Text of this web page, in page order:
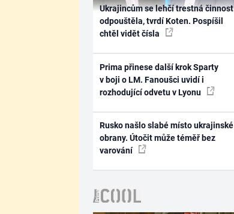
Ukrajincům se lehčí trestná činnost
odpouštěla, tvrdí Koten. Pospíšil
chtěl vidět čísla
Prima přinese další krok Sparty
v boji o LM. Fanoušci uvidí i
rozhodující odvetu v Lyonu
Rusko našlo slabé místo ukrajinské
obrany. Útočit může téměř bez
varování